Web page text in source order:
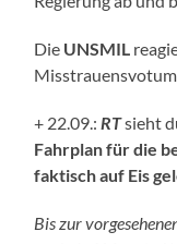
Die UNSMIL
Misstrauensvotum.
+ 22.09.: RTsieht
Fahrplan für die
faktisch auf Eis
Bis zur